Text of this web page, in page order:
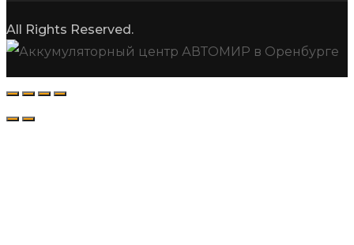
All Rights Reserved.